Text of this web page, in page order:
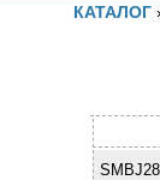
КАТАЛОГ